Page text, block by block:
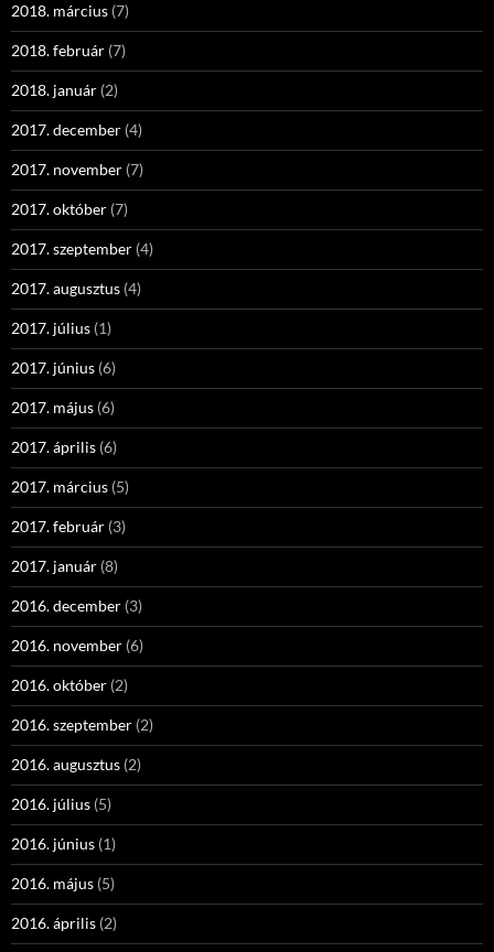
2018. március (7)
2018. február (7)
2018. január (2)
2017. december (4)
2017. november (7)
2017. október (7)
2017. szeptember (4)
2017. augusztus (4)
2017. július (1)
2017. június (6)
2017. május (6)
2017. április (6)
2017. március (5)
2017. február (3)
2017. január (8)
2016. december (3)
2016. november (6)
2016. október (2)
2016. szeptember (2)
2016. augusztus (2)
2016. július (5)
2016. június (1)
2016. május (5)
2016. április (2)